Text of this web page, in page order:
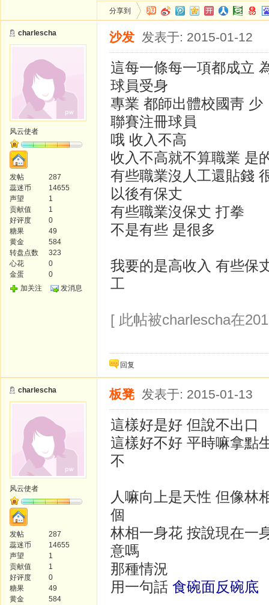
分享到
charlescha
风云使者
发帖
287
蕊迷币
14655
声望
1
贡献值
1
好评度
0
糖果
49
黄金
584
转盘点数
323
心花
0
金蛋
0
加关注
发消息
沙发 发表于: 2015-01-12
這每一條每一項都成立
球員受身
專業 都師出體校國靑 少
聯賽注冊球員
哦 收入不高
收入不高就不算職業 是
有些職業沒人工還貼錢
以後有保丈
有些職業沒保丈 打拳
不是有些 是很多
我要的是高收入 有些保
工
[ 此帖被charlescha在
回复
charlescha
风云使者
发帖
287
蕊迷币
14655
声望
1
贡献值
1
好评度
0
糖果
49
黄金
584
板凳 发表于: 2015-01-13
這樣好是好 但說不出口
這樣好不好 平時嘛拿點
不
人嘛向上是天性 但像林
個
林相一身花 按說現在一
意嗎
那種情況
用一句話 食碗面反碗底